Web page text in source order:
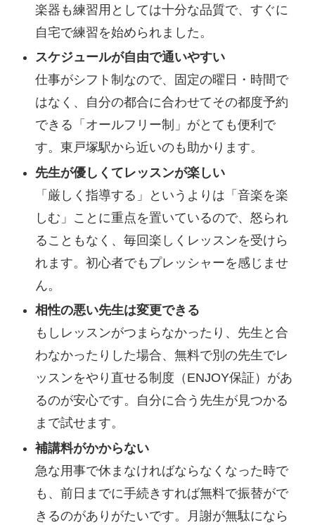
楽器も練習用としては十分な品質で、すぐに
自宅で練習を始められました。
スケジュールが自由で通いやすい
仕事がシフト制なので、固定の曜日・時間で
はなく、自分の都合に合わせてその都度予約
できる「オールフリー制」がとても便利で
す。東戸塚駅から近いのも助かります。
先生が優しくてレッスンが楽しい
「厳しく指導する」というよりは「音楽を楽
しむ」ことに重点を置いているので、怒られ
ることもなく、毎回楽しくレッスンを受けら
れます。初心者でもプレッシャーを感じませ
ん。
相性の悪い先生は変更できる
もしレッスンがつまらなかったり、先生と合
わなかったりした場合、無料で別の先生でレ
ッスンをやり直せる制度（ENJOY保証）があ
るのが安心です。自分に合う先生が見つかる
まで試せます。
補講料がかからない
急な用事で休まなければならなくなった時で
も、前日までに手続きすれば無料で振替がで
きるのがありがたいです。月謝が無駄になら